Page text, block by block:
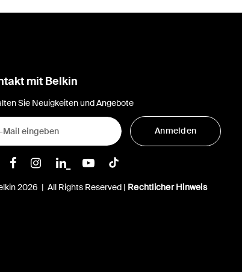
mit Belkin
Sie Neuigkeiten und Angebote
Anmelden
Belkin Twitter
Belkin Facebook
Belkin Instagram
Belkin LinkedIn
Belkin Youtube
Belkin TikTok
2026 | All Rights Reserved | Rechtlicher Hinweis